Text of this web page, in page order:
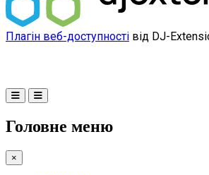
Плагін веб-доступності від DJ-
Головне меню
×